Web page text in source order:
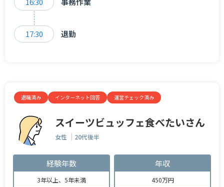
17:30 退勤
退職済み インターネット回答 運営チェック済み
スイーツビュッフェ食べたいさん
女性 20代後半
経験年数
3年以上、5年未満
年収
450万円